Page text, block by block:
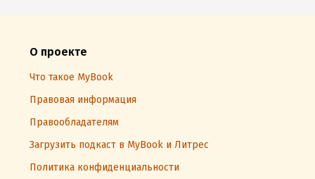
О проекте
Что такое MyBook
Правовая информация
Правообладателям
Загрузить подкаст в MyBook и Литрес
Политика конфиденциальности